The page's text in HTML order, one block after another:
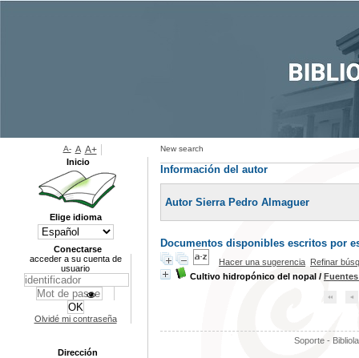
New search
Información del autor
Autor Sierra Pedro Almaguer
Documentos disponibles escritos por
Hacer una sugerencia Refinar
Cultivo hidropónico del nopal /
Soporte -
A- A A+
Inicio
Elige idioma
Conectarse
acceder a su cuenta de
usuario
Olvidé mi contraseña
Dirección